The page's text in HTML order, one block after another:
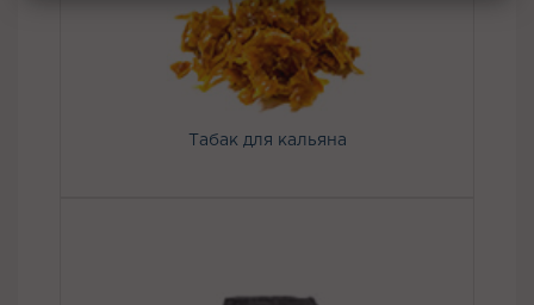
Табак для кальяна